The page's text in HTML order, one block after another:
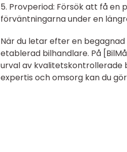
5. Provperiod: Försök att få
förväntningarna under en
När du letar efter en
etablerad bilhandlare. På
urval av kvalitetskontrollerade
expertis och omsorg kan du